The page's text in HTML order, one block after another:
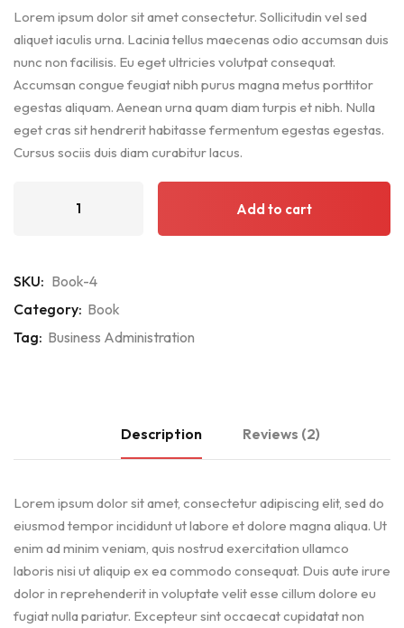
based
on
customer
Lorem ipsum dolor sit amet consectetur. Sollicitudin vel sed
aliquet iaculis urna. Lacinia tellus maecenas odio accumsan duis
nunc non facilisis. Eu eget ultricies volutpat consequat.
Accumsan congue feugiat nibh purus magna metus porttitor
egestas aliquam. Aenean urna quam diam turpis et nibh. Nulla
eget cras sit hendrerit habitasse fermentum egestas egestas.
Cursus sociis duis diam curabitur lacus.
Add to cart
SKU: Book-4
Category: Book
Tag: Business Administration
Description Reviews (2)
Lorem ipsum dolor sit amet, consectetur adipiscing elit, sed do
eiusmod tempor incididunt ut labore et dolore magna aliqua. Ut
enim ad minim veniam, quis nostrud exercitation ullamco
laboris nisi ut aliquip ex ea commodo consequat. Duis aute irure
dolor in reprehenderit in voluptate velit esse cillum dolore eu
fugiat nulla pariatur. Excepteur sint occaecat cupidatat non